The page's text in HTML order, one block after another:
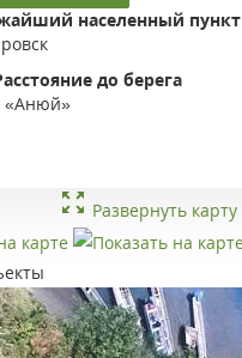
населенный пункт
до берега
«Анюй»
Развернуть карту